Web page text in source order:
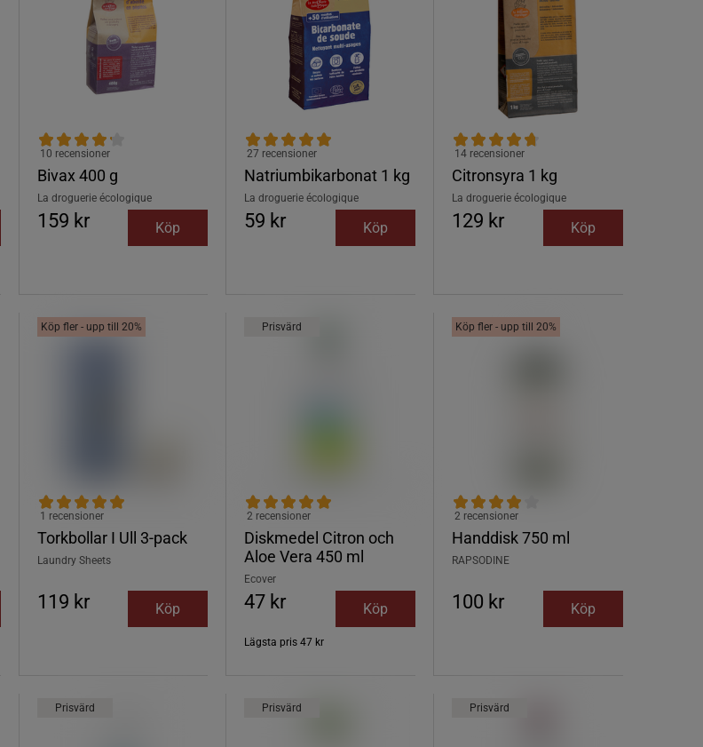
Bivax 400 g
10 recensioner
La droguerie écologique
159 kr Köp
Natriumbikarbonat 1 kg
27 recensioner
La droguerie écologique
59 kr Köp
Citronsyra 1 kg
14 recensioner
La droguerie écologique
129 kr Köp
Köp fler - upp till 20%
Torkbollar I Ull 3-pack
1 recensioner
Laundry Sheets
119 kr Köp
Prisvärd
Diskmedel Citron och
Aloe Vera 450 ml
2 recensioner
Ecover
47 kr Köp
Lägsta pris 47 kr
Köp fler - upp till 20%
Handdisk 750 ml
2 recensioner
RAPSODINE
100 kr Köp
Prisvärd Prisvärd Prisvärd